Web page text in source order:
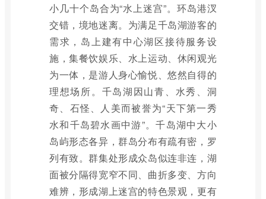
小几十个岛合为“水上迷宫”。环岛港汊
交错，境地迷离。为满足千岛湖游客的
需求，岛上建有中心湖区接待服务设
施，集餐饮娱乐、水上运动、休闲观光
为一体，是游人身心愉悦、悠然自得的
理想场所。千岛湖因山青、水秀、洞
奇、石怪、人美而被誉为“天下第一秀
水和千岛碧水画中游”。千岛湖中大小
岛屿形态各异，群岛分布有疏有密，罗
列有致。群集处形成众岛似连非连，湖
面被分隔得宽窄不同、曲折多变、方向
难辨，形成湖上迷宫的特色景观，更有